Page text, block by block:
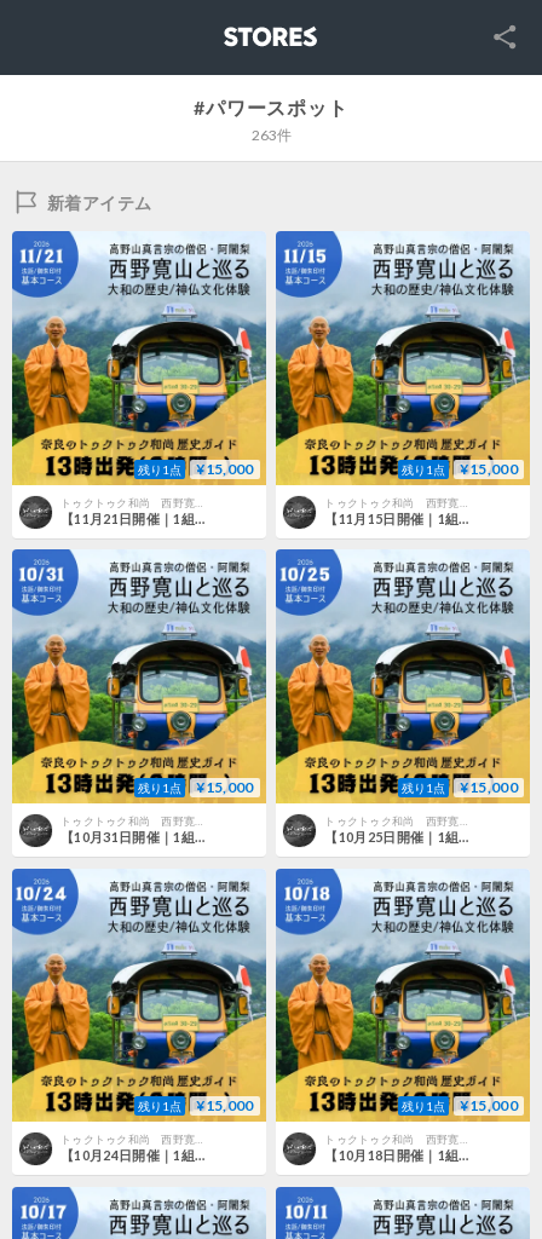
SNS
#パワースポット
263件
新着アイテム
残り1点 ¥15,000
【11月21日開催｜1組限定・3名様まで】西野寛山和尚と巡る 桜井の歴史・神仏文化体験｜法話・御朱印付き
残り1点 ¥15,000
【11月15日開催｜1組限定・3名様まで】西野寛山和尚と巡る 桜井の歴史・神仏文化体験｜法話・御朱印付き
残り1点 ¥15,000
【10月31日開催｜1組限定・3名様まで】西野寛山和尚と巡る 桜井の歴史・神仏文化体験｜法話・御朱印付き
残り1点 ¥15,000
【10月25日開催｜1組限定・3名様まで】西野寛山和尚と巡る 桜井の歴史・神仏文化体験｜法話・御朱印付き
残り1点 ¥15,000
トゥクトゥク和尚 西野寛山ショップ
【10月24日開催｜1組限定・3名様まで】西野寛山和尚と巡る 桜井の歴史・神仏文化体験｜法話・御朱印付き
残り1点 ¥15,000
トゥクトゥク和尚 西野寛山ショップ
【10月18日開催｜1組限定・3名様まで】西野寛山和尚と巡る 桜井の歴史・神仏文化体験｜法話・御朱印付き